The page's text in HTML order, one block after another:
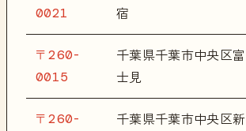
0021 宿
〒260-
0015
千葉県千葉市中央区富
士見
〒260-
千葉県千葉市中央区新